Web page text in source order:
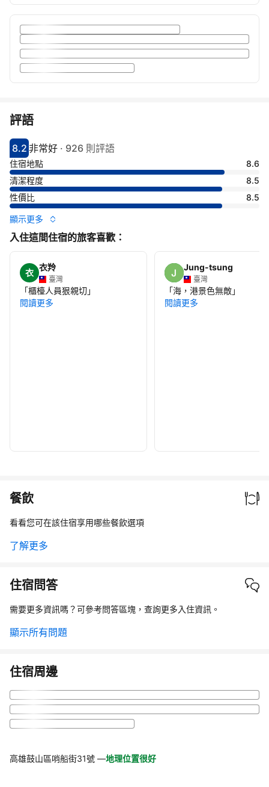
評語
分數8.2分
8.2
評比非常好
非常好 · 926 則評語
住宿地點
8.6
清潔程度
8.5
性價比
8.5
顯示更多
入住這間住宿的旅客喜歡：
衣
衣羚
臺灣
「櫃檯人員狠親切」
閱讀更多
Jung-tsung
臺灣
「海，港景色無敵」
閱讀更多
餐飲
看看您可在該住宿享用哪些餐飲選項
了解更多
住宿問答
需要更多資訊嗎？可參考問答區塊，查詢更多入住資訊。
顯示所有問題
住宿周邊
高雄鼓山區哨船街31號 —地理位置很好